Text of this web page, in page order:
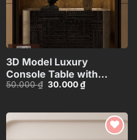
3D Model Luxury
Console Table with
Decorative Lamp,
Vase_112289578
50.000₫ Giá
30.000₫Giá
hiện
30.000 ₫.